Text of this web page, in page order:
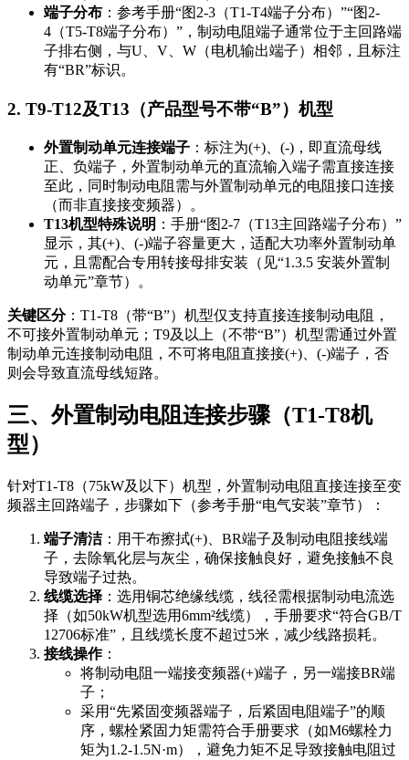
端子分布 ：参考手册“图2-3（T1-T4端子分布）”“图2-
4（T5-T8端子分布）”，制动电阻端子通常位于主回路端
子排右侧，与U、V、W （电机输出端子）相邻，且标注
有“BR”标识。
2. T9-T12及T13（产品型号不带“B”）机型
外置制动单元连接端子 ：标注为(+)、(-) ，即直流母线
正、负端子，外置制动单元的直流输入端子需直接连接
至此，同时制动电阻需与外置制动单元的电阻接口连接
（而非直接接变频器）。
T13机型特殊说明 ：手册“图2-7（T13主回路端子分布）”
显示，其(+)、(-)端子容量更大，适配大功率外置制动单
元，且需配合专用转接母排安装（见“1.3.5 安装外置制
动单元”章节）。
关键区分： T1-T8（带“B”） 机型仅支持直接连接制动电阻，
不可接外置制动单元； T9及以上（不带“B”） 机型需通过外置
制动单元连接制动电阻，不可将电阻直接接(+)、(-)端子，否
则会导致直流母线短路。
三、外置制动电阻连接步骤（T1-T8机
型）
针对T1-T8（75kW及以下） 机型，外置制动电阻直接连接至变
频器主回路端子，步骤如下（参考手册“电气安装”章节）：
端子清洁：用干布擦拭(+)、BR端子及制动电阻接线端
子，去除氧化层与灰尘，确保接触良好，避免接触不良
导致端子过热。
线缆选择 ：选用铜芯绝缘线缆，线径需根据制动电流选
择（如50kW机型选用6mm²线缆），手册要求“符合GB/T
12706标准”，且线缆长度不超过5米，减少线路损耗。
接线操作：
将制动电阻一端接变频器(+)端子，另一端接BR端
子；
采用“先紧固变频器端子，后紧固电阻端子”的顺
序，螺栓紧固力矩需符合手册要求（如M6螺栓力
矩为1.2-1.5N·m），避免力矩不足导致接触电阻过